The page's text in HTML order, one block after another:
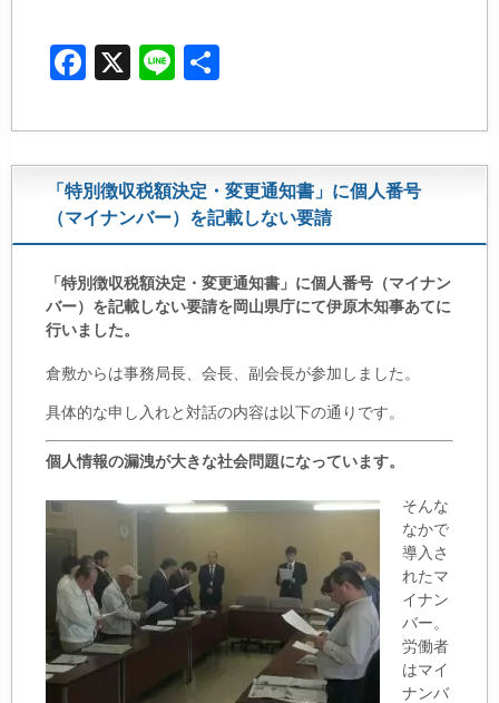
F
c
e
b
o
o
k
X
Li
e
「特別徴収税額決定・変更通知書」に個人番号
（マイナンバー）を記載しない要請
「特別徴収税額決定・変更通知書」に個人番号（マイナン
バー）を記載しない要請を岡山県庁にて伊原木知事あてに
行いました。
倉敷からは事務局長、会長、副会長が参加しました。
具体的な申し入れと対話の内容は以下の通りです。
個人情報の漏洩が大きな社会問題になっています。
そんな
なかで
導入さ
れたマ
イナン
バー。
労働者
はマイ
ナンバ